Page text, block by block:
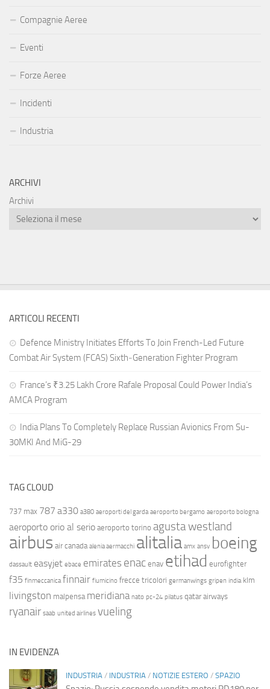
Compagnie Aeree
Eventi
Forze Aeree
Incidenti
Industria
ARCHIVI
Archivi
ARTICOLI RECENTI
Defence Ministry Initiates Efforts To Join French-Led Future
Combat Air System (FCAS) Sixth‑Generation Fighter Program
France’s ₹3.25 Lakh Crore Rafale Proposal Could Power India’s
AMCA Program
India Plans To Completely Replace Russian Avionics From Su-
30MKI And MiG-29
TAG CLOUD
737 max 787 a330 a380 aeroporti del garda aeroporto bergamo aeroporto bologna
aeroporto orio al serio aeroporto torino agusta westland
airbus air canada alenia aermacchi alitalia amx ansv boeing
dassault easyjet ebace emirates enac enav etihad eurofighter
f35 finmeccanica finnair fiumicino frecce tricolori germanwings gripen india klm
livingston malpensa meridiana nato pc-24 pilatus qatar airways
ryanair saab united airlines vueling
IN EVIDENZA
INDUSTRIA / INDUSTRIA / NOTIZIE ESTERO / SPAZIO